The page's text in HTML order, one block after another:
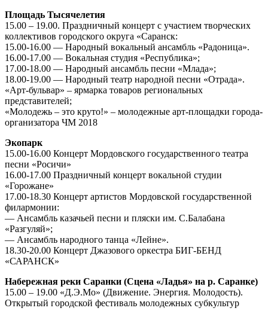
Площадь Тысячелетия
15.00 – 19.00. Праздничный концерт с участием творческих
коллективов городского округа «Саранск:
15.00-16.00 — Народный вокальный ансамбль «Радоница».
16.00-17.00 — Вокальная студия «Республика»;
17.00-18.00 — Народный ансамбль песни «Млада»;
18.00-19.00 — Народный театр народной песни «Отрада».
«Арт-бульвар» – ярмарка товаров региональных
представителей;
«Молодежь – это круто!» – молодежные арт-площадки города-
организатора ЧМ 2018
Экопарк
15.00-16.00 Концерт Мордовского государственного театра
песни «Росичи»
16.00-17.00 Праздничный концерт вокальной студии
«Горожане»
17.00-18.30 Концерт артистов Мордовской государственной
филармонии:
— Ансамбль казачьей песни и пляски им. С.Балабана
«Разгуляй»;
— Ансамбль народного танца «Лейне».
18.30-20.00 Концерт Джазового оркестра БИГ-БЕНД
«САРАНСК»
Набережная реки Саранки (Сцена «Ладья» на р. Саранке)
15.00 – 19.00 «Д.Э.Мо» (Движение. Энергия. Молодость).
Открытый городской фестиваль молодежных субкультур